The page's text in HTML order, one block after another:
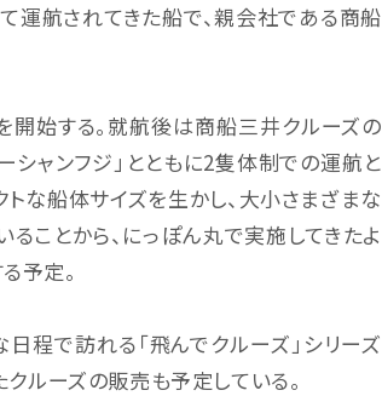
運航されてきた船で、親会社である商船
始する。就航後は商船三井クルーズの
シャンフジ」とともに2隻体制での運航と
な船体サイズを生かし、大小さまざまな
ことから、にっぽん丸で実施してきたよ
予定。
程で訪れる「飛んでクルーズ」シリーズ
ルーズの販売も予定している。